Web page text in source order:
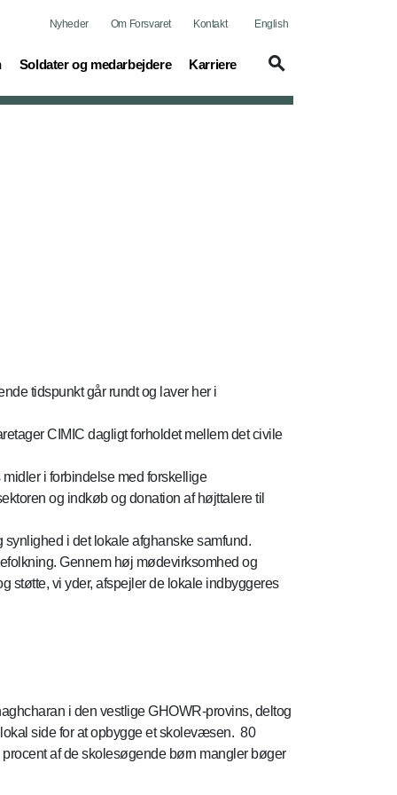
Nyheder Om Forsvaret Kontakt English
Soldater og medarbejdere
(current) Karriere
(current)
tidspunkt går rundt og laver her i
CIMIC dagligt forholdet mellem det civile
i forbindelse med forskellige
og indkøb og donation af højttalere til
i det lokale afghanske samfund.
Gennem høj mødevirksomhed og
støtte, vi yder, afspejler de lokale indbyggeres
i den vestlige GHOWR-provins, deltog
side for at opbygge et skolevæsen. 80
af de skolesøgende børn mangler bøger